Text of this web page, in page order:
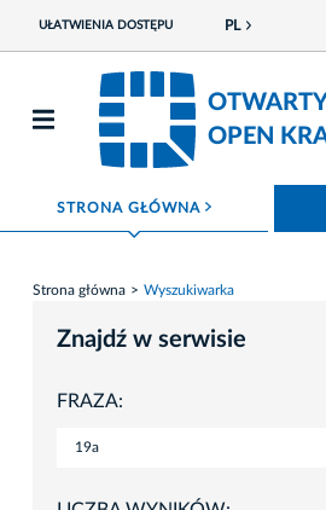
UŁATWIENIA DOSTĘPU PL
OPEN
STRONA GŁÓWNA ROZWIŃ MENU
Strona główna Wyszukiwarka
Znajdź w serwisie
FRAZA: